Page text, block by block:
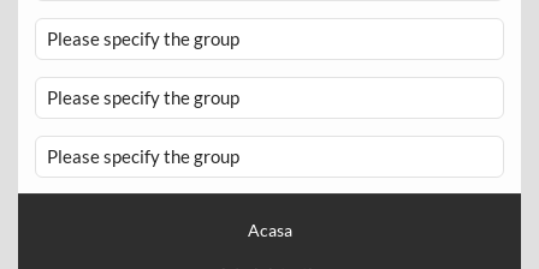
Please specify the group
Please specify the group
Please specify the group
Acasa